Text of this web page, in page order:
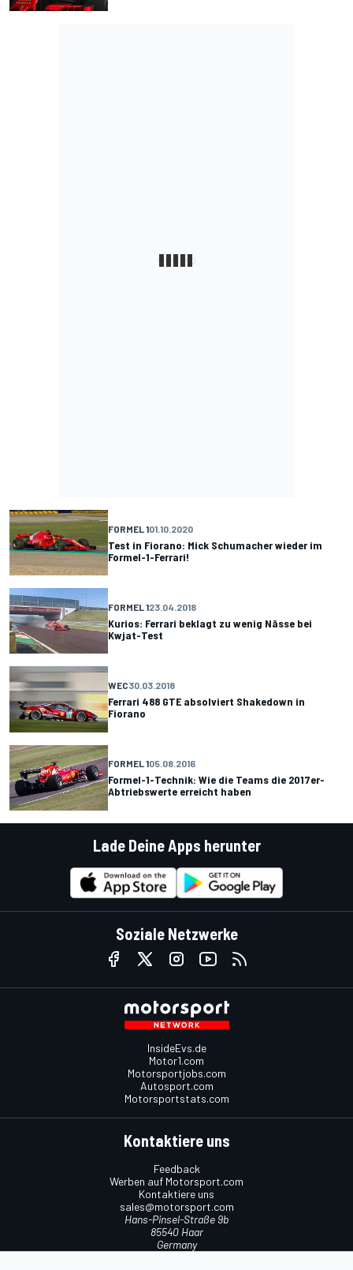
FORMEL 101.10.2020
Test in Fiorano: Mick Schumacher wieder im
Formel-1-Ferrari!
FORMEL 123.04.2018
Kurios: Ferrari beklagt zu wenig Nässe bei
Kwjat-Test
WEC30.03.2018
Ferrari 488 GTE absolviert Shakedown in
Fiorano
FORMEL 105.08.2016
Formel-1-Technik: Wie die Teams die 2017er-
Abtriebswerte erreicht haben
Lade Deine Apps herunter
Soziale Netzwerke
InsideEvs.de
Motor1.com
Motorsportjobs.com
Autosport.com
Motorsportstats.com
Kontaktiere uns
Feedback
Werben auf Motorsport.com
Kontaktiere uns
sales@motorsport.com
Hans-Pinsel-Straße 9b
85540 Haar
Germany